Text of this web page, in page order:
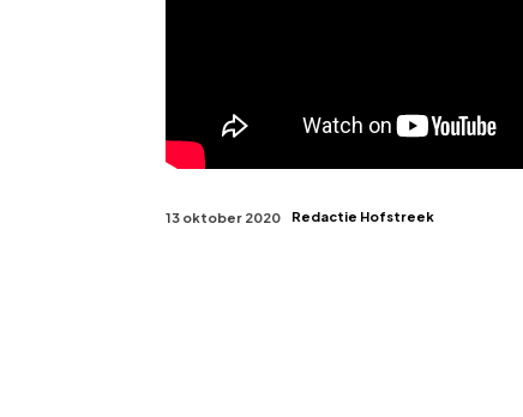
13 oktober 2020 Redactie Hofstreek